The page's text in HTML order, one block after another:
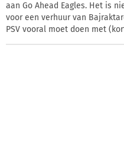
aan Go Ahead Eagles. Het is
voor een verhuur van
PSV vooral moet doen met